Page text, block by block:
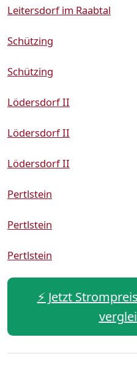
Leitersdorf im Raabtal
Schützing
Schützing
Lödersdorf II
Lödersdorf II
Lödersdorf II
Pertlstein
Pertlstein
Pertlstein
⚡️ Jetzt